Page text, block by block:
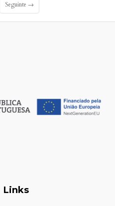
Seguinte →
Links